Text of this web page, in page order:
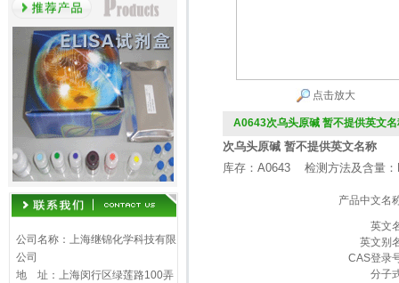
公司名称：上海继锦化学科技有限
公司
地 址：上海闵行区绿莲路100弄
点击放大
A0643次乌头原碱 暂不提供英文名
次乌头原碱 暂不提供英文名称
库存：A0643 检测方法及含量
产品中文名
英文
英文别
CAS登录
分子